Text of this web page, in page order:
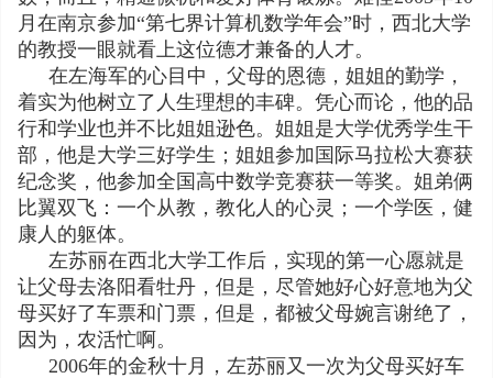
月在南京参加“第七界计算机数学年会”时，西北大学
的教授一眼就看上这位德才兼备的人才。
在左海军的心目中，父母的恩德，姐姐的勤学，
着实为他树立了人生理想的丰碑。凭心而论，他的品
行和学业也并不比姐姐逊色。姐姐是大学优秀学生干
部，他是大学三好学生；姐姐参加国际马拉松大赛获
纪念奖，他参加全国高中数学竞赛获一等奖。姐弟俩
比翼双飞：一个从教，教化人的心灵；一个学医，健
康人的躯体。
左苏丽在西北大学工作后，实现的第一心愿就是
让父母去洛阳看牡丹，但是，尽管她好心好意地为父
母买好了车票和门票，但是，都被父母婉言谢绝了，
因为，农活忙啊。
2006年的金秋十月，左苏丽又一次为父母买好车